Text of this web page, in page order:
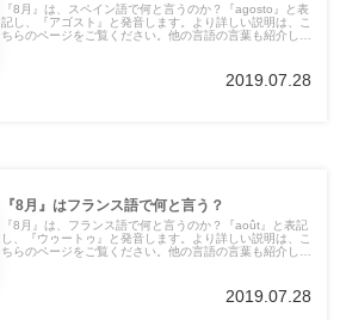
『8月』は、スペイン語で何と言うのか？『agosto』と表
記し、『アゴスト』と発音します。より詳しい説明は、こ
ちらのページをご覧ください。他の言語の言葉も紹介して
2019.07.28
『8月』はフランス語で何と言う？
『8月』は、フランス語で何と言うのか？『août』と表記
し、『ウゥートゥ』と発音します。より詳しい説明は、こ
ちらのページをご覧ください。他の言語の言葉も紹介して
2019.07.28